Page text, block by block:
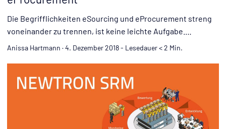
Die Begrifflichkeiten eSourcing und eProcurement streng
voneinander zu trennen, ist keine leichte Aufgabe.
Besonders im Englischen werden beide Wörter oft für
Anissa Hartmann ·4. Dezember 2018- Lesedauer < 2 Min.